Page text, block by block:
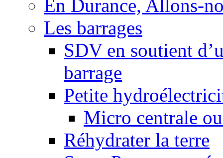
En Durance, Allons-
Les barrages
SDV en soutient
barrage
Petite
Micro centrale
Réhydrater la terre